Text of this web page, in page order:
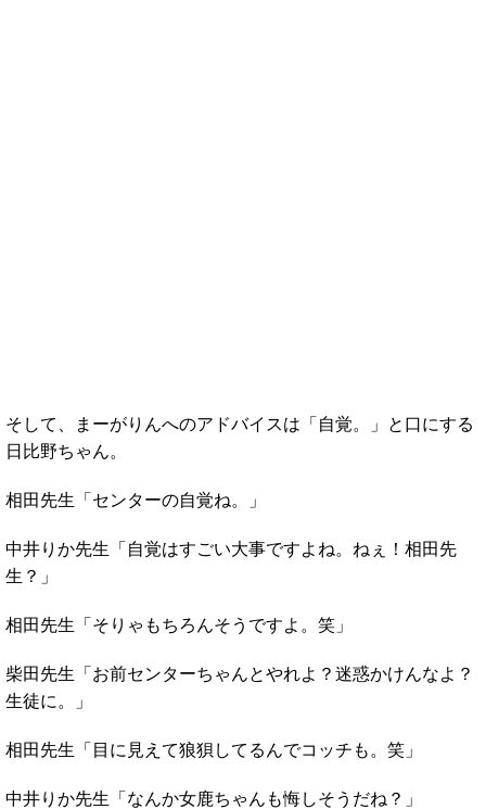
そして、まーがりんへのアドバイスは「自覚。」と口にする
日比野ちゃん。
相田先生「センターの自覚ね。」
中井りか先生「自覚はすごい大事ですよね。ねぇ！相田先
生？」
相田先生「そりゃもちろんそうですよ。笑」
柴田先生「お前センターちゃんとやれよ？迷惑かけんなよ？
生徒に。」
相田先生「目に見えて狼狽してるんでコッチも。笑」
中井りか先生「なんか女鹿ちゃんも悔しそうだね？」